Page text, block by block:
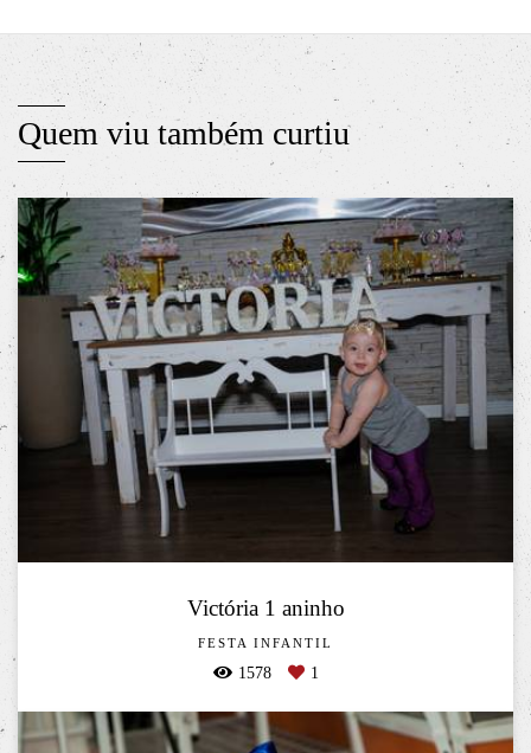
Quem viu também curtiu
Victória 1 aninho
FESTA INFANTIL
1578 1